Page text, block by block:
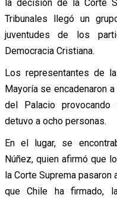
la decisión de la Corte
Tribunales llegó un
juventudes de los
Democracia Cristiana.
Los representantes de
Mayoría se encadenaron
del Palacio
detuvo a ocho personas.
En el lugar, se
Núñez, quien afirmó que
la Corte Suprema
que Chile ha firmado,